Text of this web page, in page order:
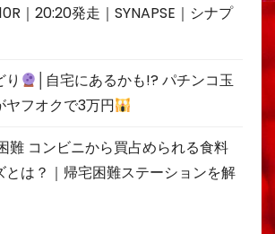
｜20:20発走｜SYNAPSE｜シナプ
│自宅にあるかも!? パチンコ玉
ヤフオクで3万円
難 コンビニから買占められる食料
とは？｜帰宅困難ステーションを解